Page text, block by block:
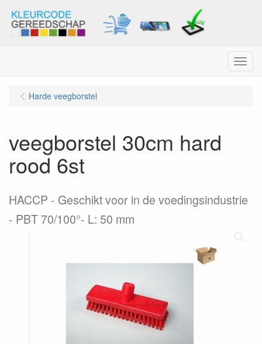
Menu
Harde veegborstel
veegborstel 30cm hard
rood 6st
HACCP - Geschikt voor in de voedingsindustrie
- PBT 70/100°- L: 50 mm